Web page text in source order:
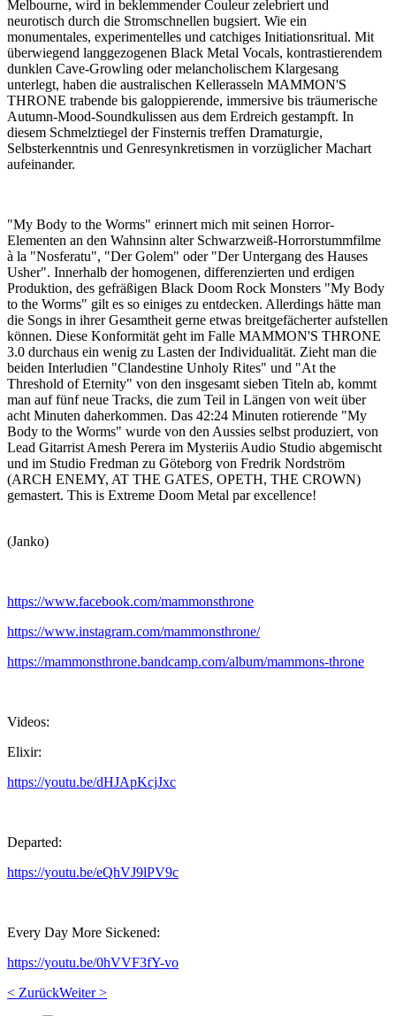
Melbourne, wird in beklemmender Couleur zelebriert und
neurotisch durch die Stromschnellen bugsiert. Wie ein
monumentales, experimentelles und catchiges Initiationsritual. Mit
überwiegend langgezogenen Black Metal Vocals, kontrastierendem
dunklen Cave-Growling oder melancholischem Klargesang
unterlegt, haben die australischen Kellerasseln MAMMON'S
THRONE trabende bis galoppierende, immersive bis träumerische
Autumn-Mood-Soundkulissen aus dem Erdreich gestampft. In
diesem Schmelztiegel der Finsternis treffen Dramaturgie,
Selbsterkenntnis und Genresynkretismen in vorzüglicher Machart
aufeinander.
"My Body to the Worms" erinnert mich mit seinen Horror-
Elementen an den Wahnsinn alter Schwarzweiß-Horrorstummfilme
à la "Nosferatu", "Der Golem" oder "Der Untergang des Hauses
Usher". Innerhalb der homogenen, differenzierten und erdigen
Produktion, des gefräßigen Black Doom Rock Monsters "My Body
to the Worms" gilt es so einiges zu entdecken. Allerdings hätte man
die Songs in ihrer Gesamtheit gerne etwas breitgefächerter aufstellen
können. Diese Konformität geht im Falle MAMMON'S THRONE
3.0 durchaus ein wenig zu Lasten der Individualität. Zieht man die
beiden Interludien "Clandestine Unholy Rites" und "At the
Threshold of Eternity" von den insgesamt sieben Titeln ab, kommt
man auf fünf neue Tracks, die zum Teil in Längen von weit über
acht Minuten daherkommen. Das 42:24 Minuten rotierende "My
Body to the Worms" wurde von den Aussies selbst produziert, von
Lead Gitarrist Amesh Perera im Mysteriis Audio Studio abgemischt
und im Studio Fredman zu Göteborg von Fredrik Nordström
(ARCH ENEMY, AT THE GATES, OPETH, THE CROWN)
gemastert. This is Extreme Doom Metal par excellence!
(Janko)
https://www.facebook.com/mammonsthrone
https://www.instagram.com/mammonsthrone/
https://mammonsthrone.bandcamp.com/album/mammons-throne
Videos:
Elixir:
https://youtu.be/dHJApKcjJxc
Departed:
https://youtu.be/eQhVJ9lPV9c
Every Day More Sickened:
https://youtu.be/0hVVF3fY-vo
< ZurückWeiter >